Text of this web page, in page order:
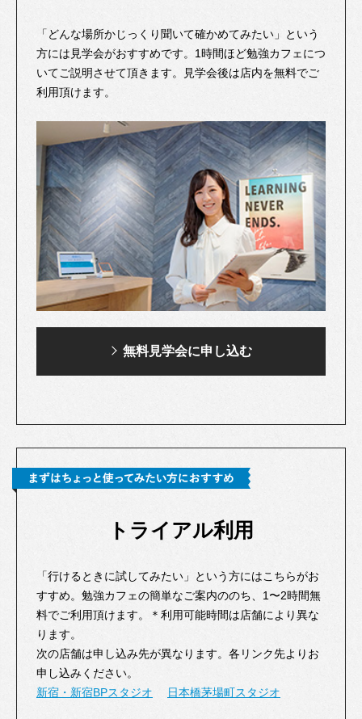
「どんな場所かじっくり聞いて確かめてみたい」という
方には見学会がおすすめです。1時間ほど勉強カフェにつ
いてご説明させて頂きます。見学会後は店内を無料でご
利用頂けます。
無料見学会に申し込む
トライアル利用
「行けるときに試してみたい」という方にはこちらがお
すすめ。勉強カフェの簡単なご案内ののち、1〜2時間無
料でご利用頂けます。＊利用可能時間は店舗により異な
ります。
次の店舗は申し込み先が異なります。各リンク先よりお
申し込みください。
新宿・新宿BPスタジオ
日本橋茅場町スタジオ